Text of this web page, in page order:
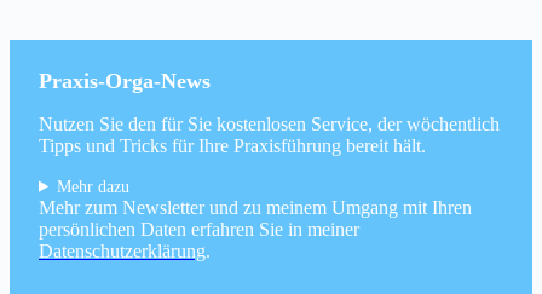
Praxis-Orga-News
Nutzen Sie den für Sie kostenlosen Service, der wöchentlich
Tipps und Tricks für Ihre Praxisführung bereit hält.
Mehr dazu
Mehr zum Newsletter und zu meinem Umgang mit Ihren
persönlichen Daten erfahren Sie in meiner
Datenschutzerklärung.